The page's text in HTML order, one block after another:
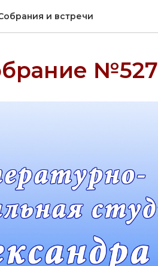
и встречи
№527